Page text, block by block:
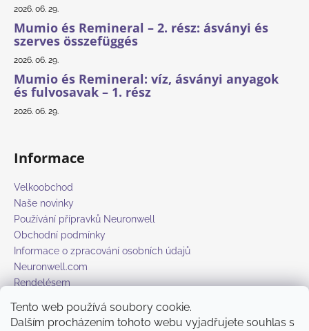
Tento web používá soubory cookie.
Dalším procházením tohoto webu vyjadřujete souhlas s
2026. 06. 29.
Mumio és Remineral – 2. rész: ásványi és
szerves összefüggés
2026. 06. 29.
Mumio és Remineral: víz, ásványi anyagok
és fulvosavak – 1. rész
2026. 06. 29.
Informace
Velkoobchod
Naše novinky
Používání přípravků Neuronwell
Obchodní podmínky
Informace o zpracování osobních údajů
Neuronwell.com
Rendelésem